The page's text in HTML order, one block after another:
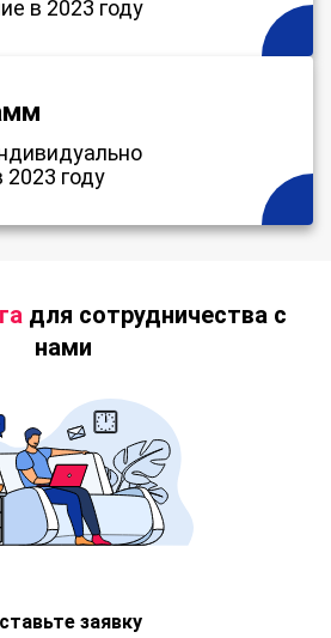
в 2023 году
2023 году
для сотрудничества с
нами
заявку